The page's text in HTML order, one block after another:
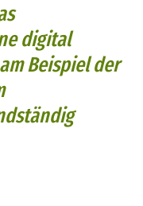
digital
Beispiel der